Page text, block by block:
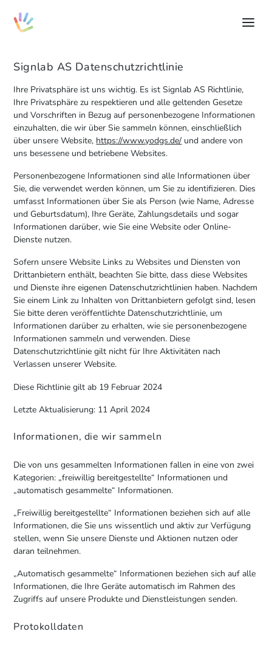
Signlab AS Datenschutzrichtlinie
Ihre Privatsphäre ist uns wichtig. Es ist Signlab AS Richtlinie,
Ihre Privatsphäre zu respektieren und alle geltenden Gesetze
und Vorschriften in Bezug auf personenbezogene Informationen
einzuhalten, die wir über Sie sammeln können, einschließlich
über unsere Website, https://www.yodgs.de/ und andere von
uns besessene und betriebene Websites.
Personenbezogene Informationen sind alle Informationen über
Sie, die verwendet werden können, um Sie zu identifizieren. Dies
umfasst Informationen über Sie als Person (wie Name, Adresse
und Geburtsdatum), Ihre Geräte, Zahlungsdetails und sogar
Informationen darüber, wie Sie eine Website oder Online-
Dienste nutzen.
Sofern unsere Website Links zu Websites und Diensten von
Drittanbietern enthält, beachten Sie bitte, dass diese Websites
und Dienste ihre eigenen Datenschutzrichtlinien haben. Nachdem
Sie einem Link zu Inhalten von Drittanbietern gefolgt sind, lesen
Sie bitte deren veröffentlichte Datenschutzrichtlinie, um
Informationen darüber zu erhalten, wie sie personenbezogene
Informationen sammeln und verwenden. Diese
Datenschutzrichtlinie gilt nicht für Ihre Aktivitäten nach
Verlassen unserer Website.
Diese Richtlinie gilt ab 19 Februar 2024
Letzte Aktualisierung: 11 April 2024
Informationen, die wir sammeln
Die von uns gesammelten Informationen fallen in eine von zwei
Kategorien: „freiwillig bereitgestellte“ Informationen und
„automatisch gesammelte“ Informationen.
„Freiwillig bereitgestellte“ Informationen beziehen sich auf alle
Informationen, die Sie uns wissentlich und aktiv zur Verfügung
stellen, wenn Sie unsere Dienste und Aktionen nutzen oder
daran teilnehmen.
„Automatisch gesammelte“ Informationen beziehen sich auf alle
Informationen, die Ihre Geräte automatisch im Rahmen des
Zugriffs auf unsere Produkte und Dienstleistungen senden.
Protokolldaten